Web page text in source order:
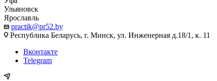
Ульяновск
Ярославль
practik@pr52.by
Республика Беларусь, г. Минск, ул. Инженерная д.18/1, к. 11
Вконтакте
Telegram